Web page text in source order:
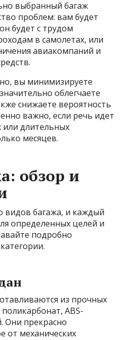
выбранный багаж
проблем: вам будет
будет с трудом
в самолетах, или
авиакомпаний и
вы минимизируете
облегчаете
снижаете вероятность
важно, если речь идет
или длительных
месяцев.
обзор и
видов багажа, и каждый
определенных целей и
подробно
из прочных
ABS-
Они прекрасно
механических